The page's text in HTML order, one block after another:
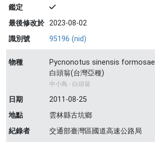
鑑定
最後修改於 2023-08-02
識別號
95196 (nid)
物種
Pycnonotus sinensis formosae
白頭翁(台灣亞種)
中小鳥 - 白頭翁
日期
2011-08-25
地點
雲林縣古坑鄉
紀錄者
交通部臺灣區國道高速公路局